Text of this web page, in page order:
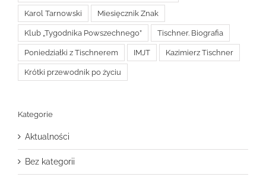
Karol Tarnowski Miesięcznik Znak
Klub „Tygodnika Powszechnego” Tischner. Biografia
Poniedziałki z Tischnerem IMJT Kazimierz Tischner
Krótki przewodnik po życiu
Kategorie
Aktualności
Bez kategorii